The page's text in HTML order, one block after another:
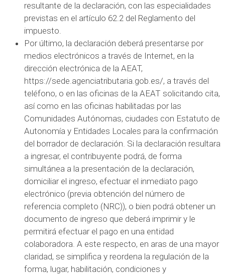
resultante de la declaración, con las especialidades
previstas en el artículo 62.2 del Reglamento del
impuesto.
Por último, la declaración deberá presentarse por
medios electrónicos a través de Internet, en la
dirección electrónica de la AEAT,
https://sede.agenciatributaria.gob.es/, a través del
teléfono, o en las oficinas de la AEAT solicitando cita,
así como en las oficinas habilitadas por las
Comunidades Autónomas, ciudades con Estatuto de
Autonomía y Entidades Locales para la confirmación
del borrador de declaración. Si la declaración resultara
a ingresar, el contribuyente podrá, de forma
simultánea a la presentación de la declaración,
domiciliar el ingreso, efectuar el inmediato pago
electrónico (previa obtención del número de
referencia completo (NRC)), o bien podrá obtener un
documento de ingreso que deberá imprimir y le
permitirá efectuar el pago en una entidad
colaboradora. A este respecto, en aras de una mayor
claridad, se simplifica y reordena la regulación de la
forma, lugar, habilitación, condiciones y